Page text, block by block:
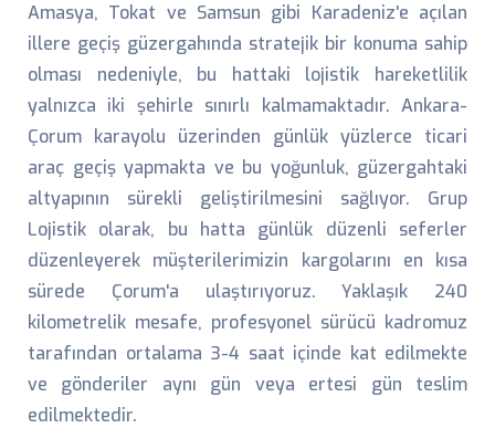
Amasya, Tokat ve Samsun gibi Karadeniz'e açılan
illere geçiş güzergahında stratejik bir konuma sahip
olması nedeniyle, bu hattaki lojistik hareketlilik
yalnızca iki şehirle sınırlı kalmamaktadır. Ankara-
Çorum karayolu üzerinden günlük yüzlerce ticari
araç geçiş yapmakta ve bu yoğunluk, güzergahtaki
altyapının sürekli geliştirilmesini sağlıyor. Grup
Lojistik olarak, bu hatta günlük düzenli seferler
düzenleyerek müşterilerimizin kargolarını en kısa
sürede Çorum'a ulaştırıyoruz. Yaklaşık 240
kilometrelik mesafe, profesyonel sürücü kadromuz
tarafından ortalama 3-4 saat içinde kat edilmekte
ve gönderiler aynı gün veya ertesi gün teslim
edilmektedir.